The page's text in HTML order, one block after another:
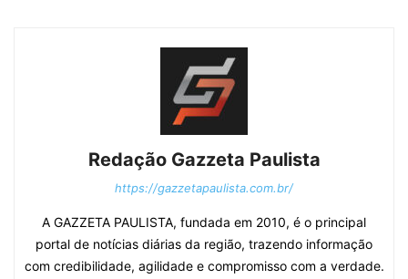
Redação Gazzeta Paulista
https://gazzetapaulista.com.br/
A GAZZETA PAULISTA, fundada em 2010, é o principal
portal de notícias diárias da região, trazendo informação
com credibilidade, agilidade e compromisso com a verdade.